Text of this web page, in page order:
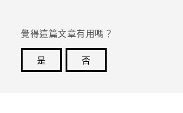
覺得這篇文章有用嗎？
是
否